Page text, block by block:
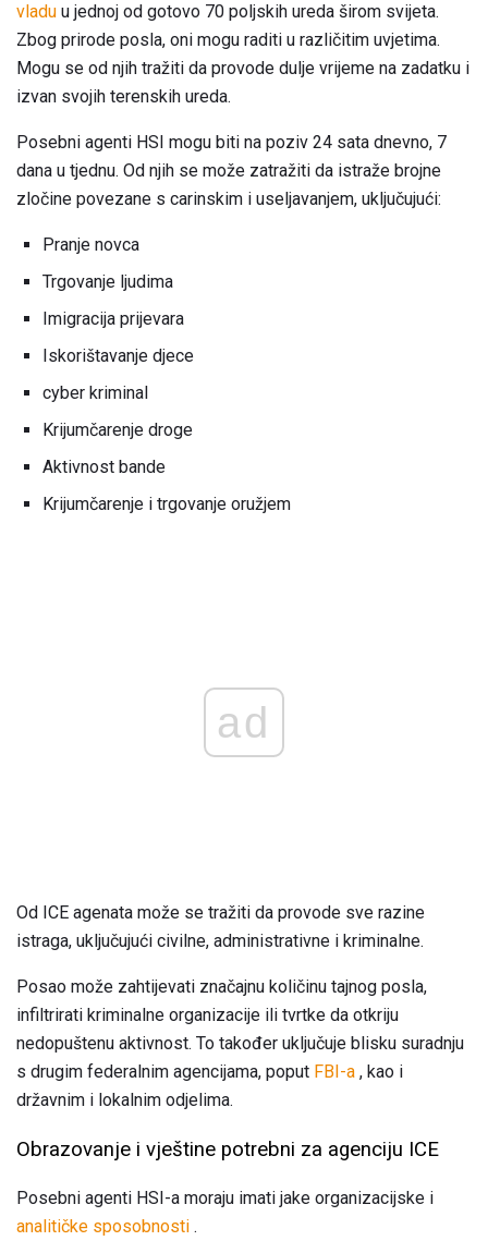
vladu u jednoj od gotovo 70 poljskih ureda širom svijeta.
Zbog prirode posla, oni mogu raditi u različitim uvjetima.
Mogu se od njih tražiti da provode dulje vrijeme na zadatku i
izvan svojih terenskih ureda.
Posebni agenti HSI mogu biti na poziv 24 sata dnevno, 7
dana u tjednu. Od njih se može zatražiti da istraže brojne
zločine povezane s carinskim i useljavanjem, uključujući:
Pranje novca
Trgovanje ljudima
Imigracija prijevara
Iskorištavanje djece
cyber kriminal
Krijumčarenje droge
Aktivnost bande
Krijumčarenje i trgovanje oružjem
ad
Od ICE agenata može se tražiti da provode sve razine
istraga, uključujući civilne, administrativne i kriminalne.
Posao može zahtijevati značajnu količinu tajnog posla,
infiltrirati kriminalne organizacije ili tvrtke da otkriju
nedopuštenu aktivnost. To također uključuje blisku suradnju
s drugim federalnim agencijama, poput FBI-a , kao i
državnim i lokalnim odjelima.
Obrazovanje i vještine potrebni za agenciju ICE
Posebni agenti HSI-a moraju imati jake organizacijske i
analitičke sposobnosti .